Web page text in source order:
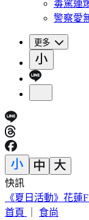
毒駕連
警察愛
更多
快訊
《半澤直樹》男星
首頁
食尚